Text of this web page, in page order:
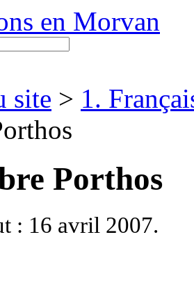
en Morvan
site > 1.
Porthos
: 16 avril 2007.